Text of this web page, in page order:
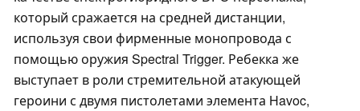
который сражается на средней дистанции,
используя свои фирменные монопровода с
помощью оружия Spectral Trigger. Ребекка же
выступает в роли стремительной атакующей
героини с двумя пистолетами элемента Havoc,